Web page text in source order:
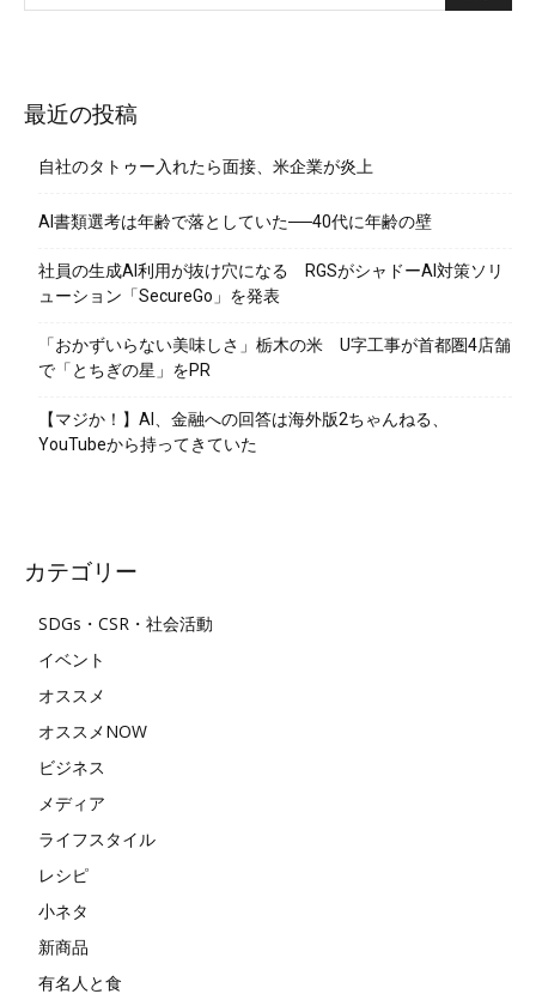
最近の投稿
自社のタトゥー入れたら面接、米企業が炎上
AI書類選考は年齢で落としていた──40代に年齢の壁
社員の生成AI利用が抜け穴になる RGSがシャドーAI対策ソリ
ューション「SecureGo」を発表
「おかずいらない美味しさ」栃木の米 U字工事が首都圏4店舗
で「とちぎの星」をPR
【マジか！】AI、金融への回答は海外版2ちゃんねる、
YouTubeから持ってきていた
カテゴリー
SDGs・CSR・社会活動
イベント
オススメ
オススメNOW
ビジネス
メディア
ライフスタイル
レシピ
小ネタ
新商品
有名人と食